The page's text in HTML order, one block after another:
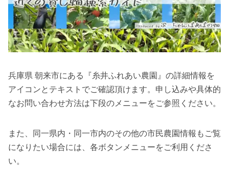
兵庫県 朝来市にある『糸井ふれあい農園』の詳細情報を
アイコンとテキストでご確認頂けます。申し込みや具体的
なお問い合わせ方法は下段のメニューをご参照ください。
また、同一県内・同一市内のその他の市民農園情報もご覧
になりたい場合には、各ボタンメニューをご利用くださ
い。